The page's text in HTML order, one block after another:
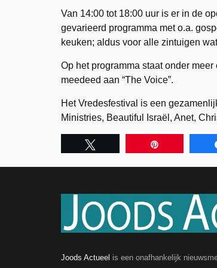
Van 14:00 tot 18:00 uur is er in de
gevarieerd programma met o.a.
keuken; aldus voor alle zintuigen
Op het programma staat onder
meedeed aan “The Voice”.
Het Vredesfestival is een
Ministries, Beautiful Israël, Anet,
Joods Actueel is een onafhankelijk